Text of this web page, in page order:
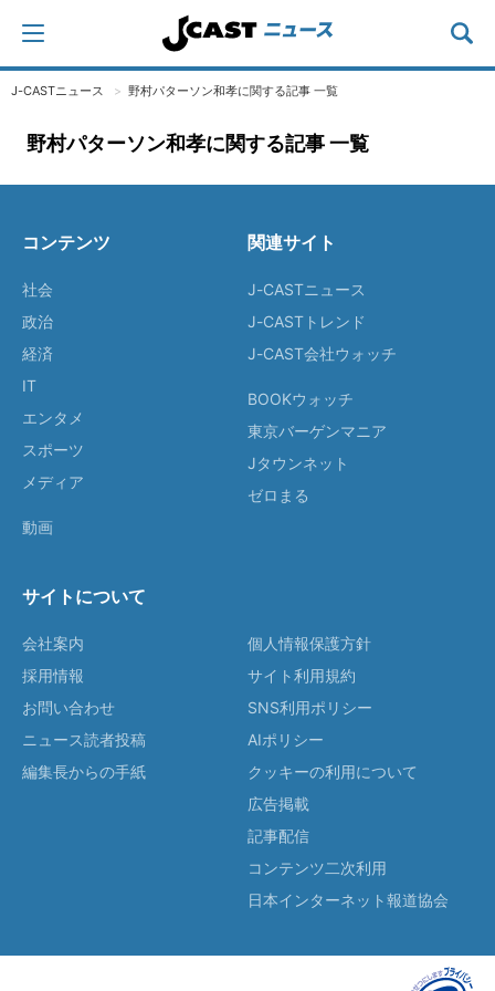
J-CASTニュース 野村パターソン和孝に関する記事 一覧
野村パターソン和孝に関する記事 一覧
コンテンツ
社会
政治
経済
IT
エンタメ
スポーツ
メディア
動画
関連サイト
J-CASTニュース
J-CASTトレンド
J-CAST会社ウォッチ
BOOKウォッチ
東京バーゲンマニア
Jタウンネット
ゼロまる
サイトについて
会社案内
採用情報
お問い合わせ
ニュース読者投稿
編集長からの手紙
個人情報保護方針
サイト利用規約
SNS利用ポリシー
AIポリシー
クッキーの利用について
広告掲載
記事配信
コンテンツ二次利用
日本インターネット報道協会